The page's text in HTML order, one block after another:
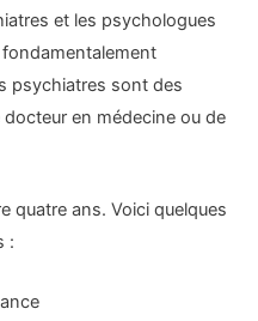
et les psychologues
psychiatres sont des
en médecine ou de
quatre ans. Voici quelques
: